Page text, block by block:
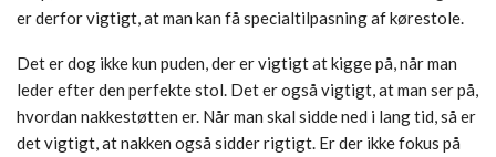
er derfor vigtigt, at man kan få specialtilpasning af kørestole.
Det er dog ikke kun puden, der er vigtigt at kigge på, når man
leder efter den perfekte stol. Det er også vigtigt, at man ser på,
hvordan nakkestøtten er. Når man skal sidde ned i lang tid, så er
det vigtigt, at nakken også sidder rigtigt. Er der ikke fokus på